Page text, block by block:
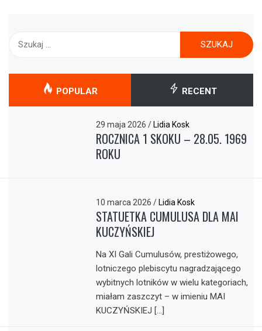
POPULAR RECENT
29 maja 2026/ Lidia Kosk
ROCZNICA 1 SKOKU – 28.05. 1969
ROKU
10 marca 2026/ Lidia Kosk
STATUETKA CUMULUSA DLA MAI
KUCZYŃSKIEJ
Na XI Gali Cumulusów, prestiżowego,
lotniczego plebiscytu nagradzającego
wybitnych lotników w wielu kategoriach,
miałam zaszczyt – w imieniu MAI
KUCZYŃSKIEJ […]